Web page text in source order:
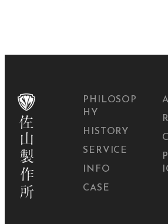
PHILOSOP
HY
HISTORY
SERVICE
INFO
CASE